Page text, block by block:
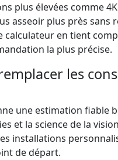
plus élevées comme
asseoir plus près sans
calculateur en tient
la plus précise.
les
une estimation fiable
et la science de la
installations
de départ.